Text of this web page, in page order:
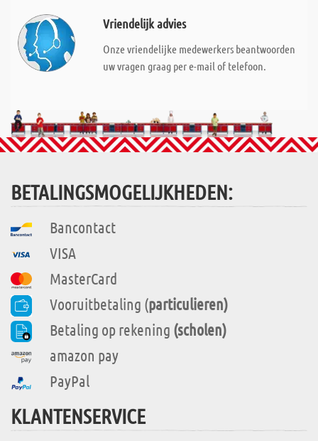
Vriendelijk advies
Onze vriendelijke medewerkers beantwoorden
uw vragen graag per e-mail of telefoon.
BETALINGSMOGELIJKHEDEN:
Bancontact
VISA
MasterCard
Vooruitbetaling (particulieren)
Betaling op rekening (scholen)
amazon pay
PayPal
KLANTENSERVICE